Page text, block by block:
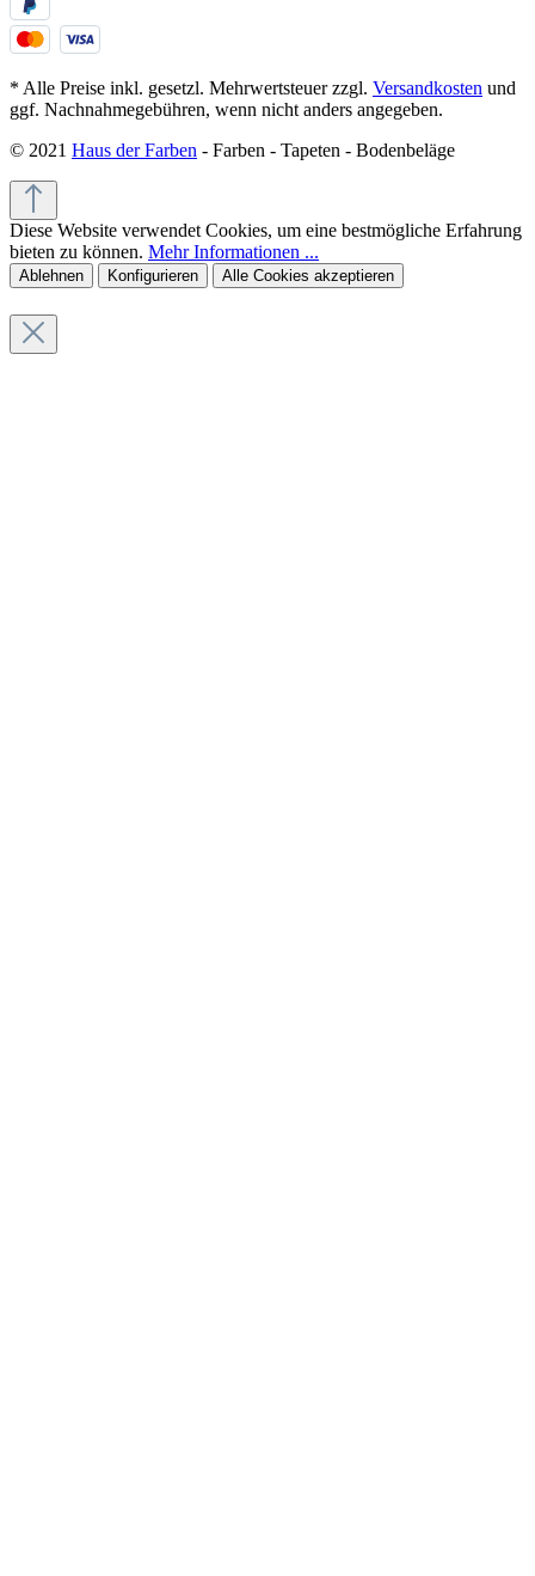
* Alle Preise inkl. gesetzl. Mehrwertsteuer zzgl. Versandkosten und
ggf. Nachnahmegebühren, wenn nicht anders angegeben.
© 2021 Haus der Farben - Farben - Tapeten - Bodenbeläge
Diese Website verwendet Cookies, um eine bestmögliche Erfahrung
bieten zu können. Mehr Informationen ...
Ablehnen Konfigurieren Alle Cookies akzeptieren